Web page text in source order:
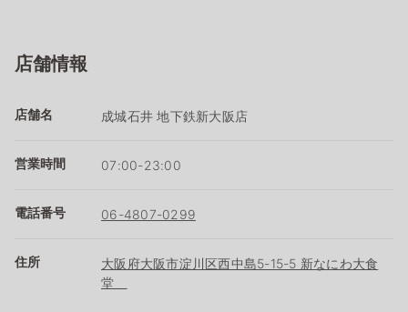
店舗情報
店舗名 成城石井 地下鉄新大阪店
営業時間 07:00-23:00
電話番号 06-4807-0299
住所
大阪府大阪市淀川区西中島5-15-5 新なにわ大食
堂